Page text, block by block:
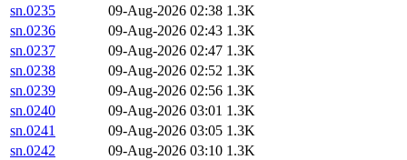
sn.0235
09-Aug-2026 02:38 1.3K
sn.0236
09-Aug-2026 02:43 1.3K
sn.0237
09-Aug-2026 02:47 1.3K
sn.0238
09-Aug-2026 02:52 1.3K
sn.0239
09-Aug-2026 02:56 1.3K
sn.0240
09-Aug-2026 03:01 1.3K
sn.0241
09-Aug-2026 03:05 1.3K
sn.0242
09-Aug-2026 03:10 1.3K